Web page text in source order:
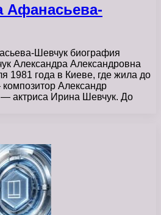
Афанасьева-
Шевчук биография
Александра Александровна
1981 года в Киеве, где жила до
Александр
актриса Ирина Шевчук. До